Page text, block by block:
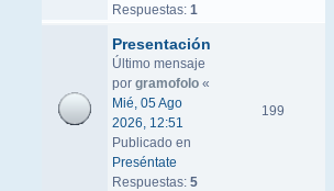
Respuestas: 1
Presentación
Último mensaje
por gramofolo «
Mié, 05 Ago
2026, 12:51
Publicado en
Preséntate
Respuestas: 5
199